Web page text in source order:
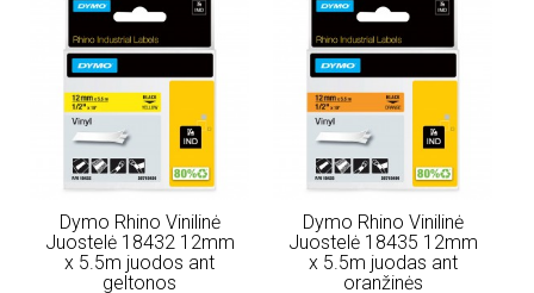
Dymo Rhino Vinilinė
Juostelė 18432 12mm
x 5.5m juodos ant
geltonos
Dymo Rhino Vinilinė
Juostelė 18435 12mm
x 5.5m juodas ant
oranžinės